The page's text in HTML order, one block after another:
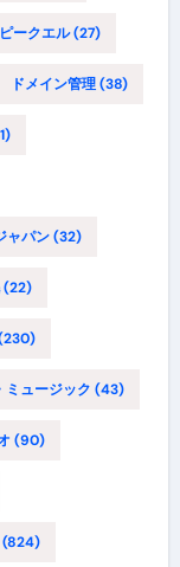
ークエル(27)
ドメイン管理(38)
ャパン(32)
(22)
ミュージック (43)
(90)